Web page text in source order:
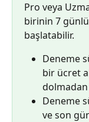
Pro veya
birinin 7
başlatabilir.
Deneme
bir ücret
Deneme
ve son